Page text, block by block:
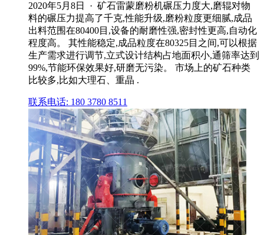
2020年5月8日 · 矿石雷蒙磨粉机碾压力度大,磨辊对物
料的碾压力提高了千克,性能升级,磨粉粒度更细腻,成品
出料范围在80400目,设备的耐磨性强,密封性更高,自动化
程度高。 其性能稳定,成品粒度在80325目之间,可以根据
生产需求进行调节,立式设计结构占地面积小,通筛率达到
99%,节能环保效果好,研磨无污染。 市场上的矿石种类
比较多,比如大理石、重晶 .
联系电话: 180 3780 8511